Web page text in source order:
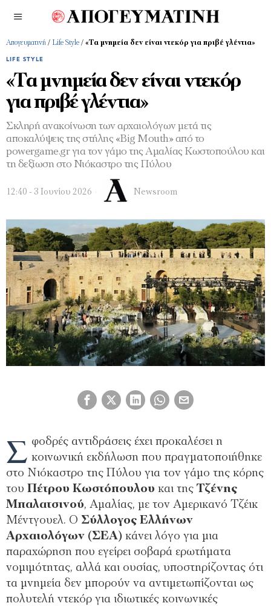
Απογευματινή / Life Style / «Τα μνημεία δεν είναι ντεκόρ για πριβέ γλέντια»
LIFE STYLE
«Τα μνημεία δεν είναι ντεκόρ
για πριβέ γλέντια»
Σκληρή ανακοίνωση των αρχαιολόγων μετά τις
αποκαλύψεις της στήλης «Big Mouth» από το
powergame.gr για τον γάμο της Αμαλίας Κωστοπούλου και
τη δεξίωση στο Νιόκαστρο της Πύλου
12:40 - 3 Ιουνίου 2026 Newsroom
Σ φοδρές αντιδράσεις έχει προκαλέσει η
κοινωνική εκδήλωση που πραγματοποιήθηκε
στο Νιόκαστρο της Πύλου για τον γάμο της κόρης
του Πέτρου Κωστόπουλου και της Τζένης
Μπαλατσινού, Αμαλίας, με τον Αμερικανό Τζέικ
Μέντγουελ. O Σύλλογος Ελλήνων
Αρχαιολόγων (ΣΕΑ) κάνει λόγο για μια
παραχώρηση που εγείρει σοβαρά ερωτήματα
νομιμότητας, αλλά και ουσίας, υποστηρίζοντας ότι
τα μνημεία δεν μπορούν να αντιμετωπίζονται ως
πολυτελή ντεκόρ για ιδιωτικές κοινωνικές